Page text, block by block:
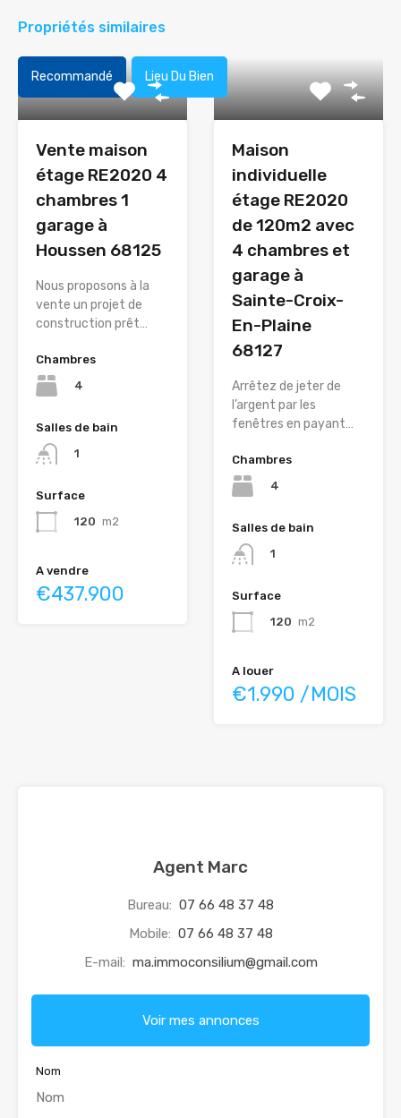
Propriétés similaires
Recommandé Lieu Du Bien
Vente maison
étage RE2020 4
chambres 1
garage à
Houssen 68125
Nous proposons à la
vente un projet de
construction prêt…
Chambres
4
Salles de bain
1
Surface
120 m2
A vendre
€437.900
Maison
individuelle
étage RE2020
de 120m2 avec
4 chambres et
garage à
Sainte-Croix-
En-Plaine
68127
Arrêtez de jeter de
l’argent par les
fenêtres en payant…
Chambres
4
Salles de bain
1
Surface
120 m2
A louer
€1.990 /MOIS
Agent Marc
Bureau: 07 66 48 37 48
Mobile: 07 66 48 37 48
E-mail: ma.immoconsilium@gmail.com
Voir mes annonces
Nom